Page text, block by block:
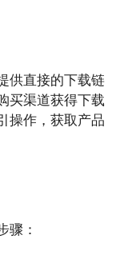
供直接的下载链
买渠道获得下载
操作，获取产品
骤：